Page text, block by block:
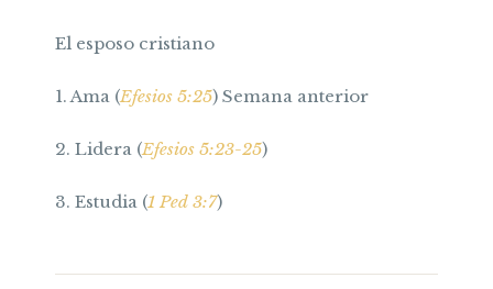
El esposo cristiano
1. Ama (Efesios 5:25) Semana anterior
2. Lidera (Efesios 5:23-25)
3. Estudia (1 Ped 3:7)